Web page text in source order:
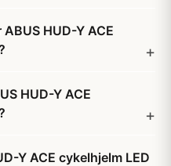
HUD-Y ACE
HUD-Y ACE
Y ACE cykelhjelm LED